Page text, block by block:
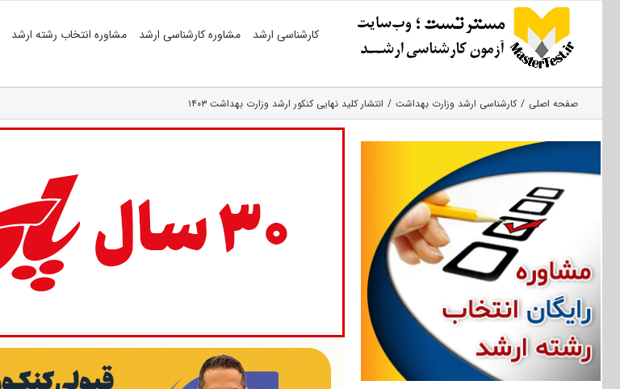
کارشناسی ارشد مشاوره کارشناسی ارشد مشاوره انتخاب رشته ارشد
صفحه اصلی کارشناسی ارشد وزارت بهداشت انتشار کلید نهایی کنکور ارشد وزارت بهداشت ۱۴۰۳